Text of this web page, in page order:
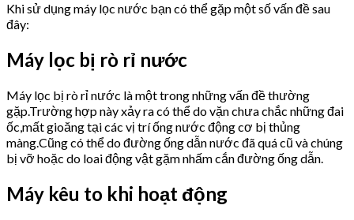
Khi sử dụng máy lọc nước bạn có thể gặp một số vấn đề sau
đây:
Máy lọc bị rò rỉ nước
Máy lọc bị rò rỉ nước là một trong những vấn đề thường
gặp.Trường hợp này xảy ra có thể do vặn chưa chắc những đai
ốc,mất gioăng tại các vị trí ống nước động cơ bị thủng
màng.Cũng có thể do đường ống dẫn nước đã quá cũ và chúng
bị vỡ hoặc do loai động vật gặm nhấm cắn đường ống dẫn.
Máy kêu to khi hoạt động